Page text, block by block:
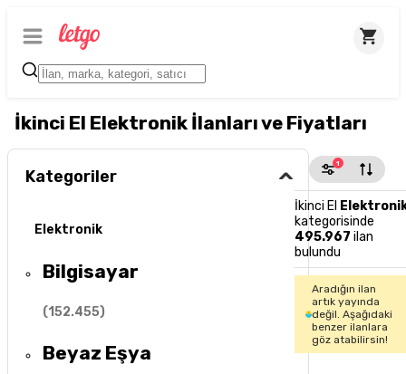
İkinci El Elektronik İlanları ve Fiyatları
Kategoriler
Elektronik
Bilgisayar
(152.455)
Beyaz Eşya
1
İkinci El
kategorisinde
495.967 ilan
bulundu
Aradığın ilan
artık yayında
değil. Aşağıdaki
benzer ilanlara
göz atabilirsin!